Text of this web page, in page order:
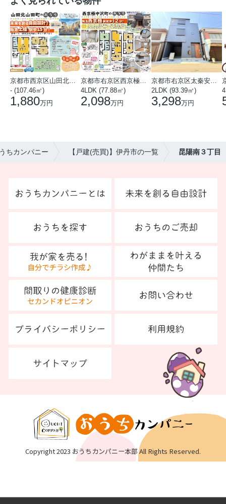
- (107.46㎡)
1,880万円
4LDK (77.88㎡)
2,098万円
2LDK (93.39㎡)
3,298万円
ちカンパニー 【戸建(売買)】伊丹市の一覧 昆陽南３丁目
Copyright 2023 おうちカンパニー本部 All Rights Reserved.